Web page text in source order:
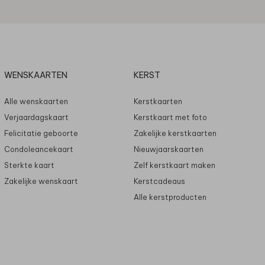
WENSKAARTEN
Alle wenskaarten
Verjaardagskaart
Felicitatie geboorte
Condoleancekaart
Sterkte kaart
Zakelijke wenskaart
KERST
Kerstkaarten
Kerstkaart met foto
Zakelijke kerstkaarten
Nieuwjaarskaarten
Zelf kerstkaart maken
Kerstcadeaus
Alle kerstproducten